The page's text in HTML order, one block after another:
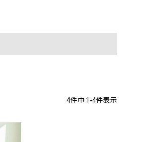
4件中 1 -4件表示